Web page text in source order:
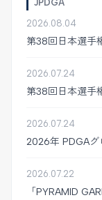
JPDGA
2026.08.04
第38回日本選手
2026.07.24
第38回日本選手
2026.07.24
2026年 PDGAグ
2026.07.22
「PYRAMID